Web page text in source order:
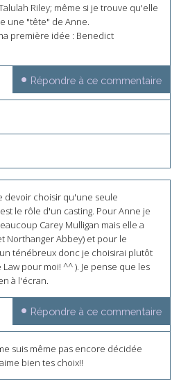
Riley; même si je trouve qu'elle
une "tête" de Anne.
première idée : Benedict
Répondre à ce commentaire
devoir choisir qu'une seule
le rôle d'un casting. Pour Anne je
Carey Mulligan mais elle a
Northanger Abbey) et pour le
ténébreux donc je choisirai plutôt
pour moi! ^^ ). Je pense que les
à l'écran.
Répondre à ce commentaire
suis même pas encore décidée
bien tes choix!!